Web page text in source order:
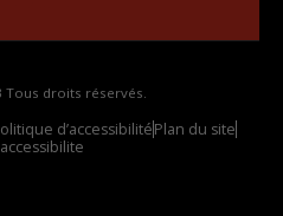
Tous droits réservés.
d’accessibilitéPlan du site